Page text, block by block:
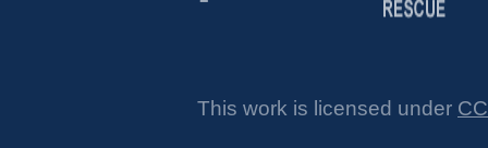
This work is licensed under